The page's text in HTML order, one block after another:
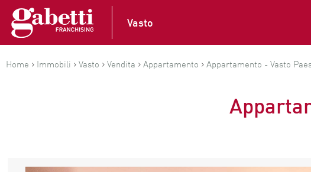
Vasto
Home › Immobili › Vasto › Vendita › Appartamento › Appartamento - Vasto